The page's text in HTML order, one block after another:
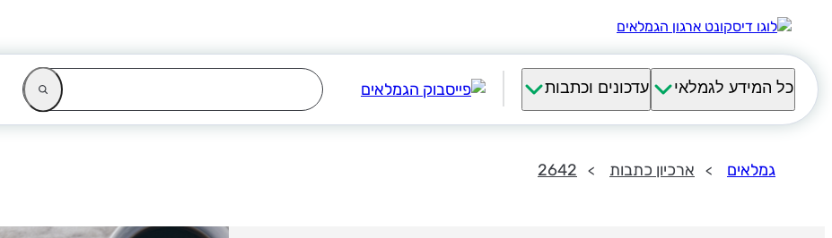
כל המידע לגמלאי עדכונים וכתבות
גמלאים ארכיון כתבות 2642